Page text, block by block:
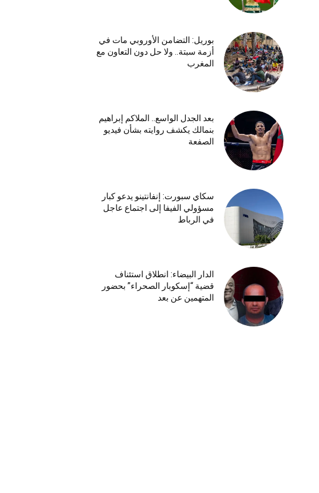
بوريل: التضامن الأوروبي مات في
أزمة سبتة.. ولا حل دون التعاون مع
المغرب
بعد الجدل الواسع.. الملاكم إبراهيم
بنمالك يكشف روايته بشأن فيديو
الصفعة
سكاي سبورت: إنفانتينو يدعو كبار
مسؤولي الفيفا إلى اجتماع عاجل
في الرباط
الدار البيضاء: انطلاق استئناف
قضية “إسكوبار الصحراء” بحضور
المتهمين عن بعد